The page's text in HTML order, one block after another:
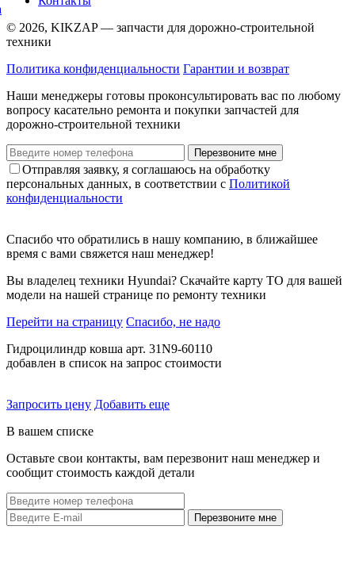
© 2026, KIKZAP — запчасти для дорожно-строительной
техники
Политика конфиденциальности Гарантии и возврат
Наши менеджеры готовы проконсультировать вас по любому
вопросу касательно ремонта и покупки запчастей для
дорожно-строительной техники
Перезвоните мне
Отправляя заявку, я соглашаюсь на обработку
персональных данных, в соответствии с Политикой
конфиденциальности
Спасибо что обратились в нашу компанию, в ближайшее
время с вами свяжется наш менеджер!
Вы владелец техники Hyundai? Скачайте карту ТО для вашей
модели на нашей странице по ремонту техники
Перейти на страницу Спасибо, не надо
Гидроцилиндр ковша арт. 31N9-60110
добавлен в список на запрос стоимости
Запросить цену Добавить еще
В вашем списке
Оставьте свои контакты, вам перезвонит наш менеджер и
сообщит стоимость каждой детали
Перезвоните мне